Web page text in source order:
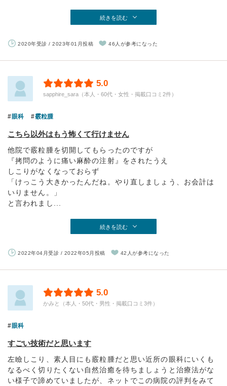
続きを読む
2020年受診 / 2023年01月投稿 46人が参考になった
5.0
sapphire_sara（本人・60代・女性・掲載口コミ2件）
眼科 霰粒腫
こちら以外はもう怖くて行けません
他院で霰粒腫を切開してもらったのですが
『拷問のように痛い麻酔の注射』をされたうえ
しこりがなくなっておらず
「けっこう大きかったんだね。やり直しましょう、お会計は
いりません。」
と言われまし...
続きを読む
2022年04月受診 / 2022年05月投稿 42人が参考になった
5.0
かみと（本人・50代・男性・掲載口コミ3件）
眼科
すごい技術だと思います
左瞼しこり、素人目にも霰粒腫だと思い近所の眼科にいくも
なるべく切りたくない自然治癒を待ちましょうと治療法がな
い様子で諦めていましたが、ネットでこの病院の評判をみて